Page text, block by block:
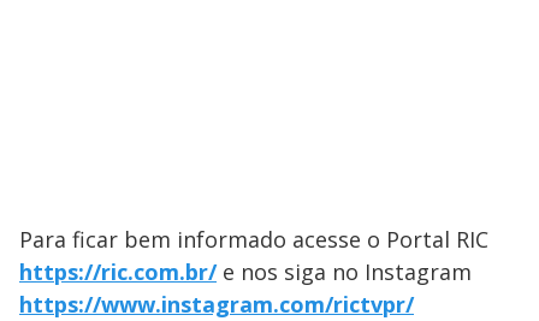
Para ficar bem informado acesse o Portal ​RIC
https://ric.com.br/e nos siga no Instagram
https://www.instagram.com/rictvpr/